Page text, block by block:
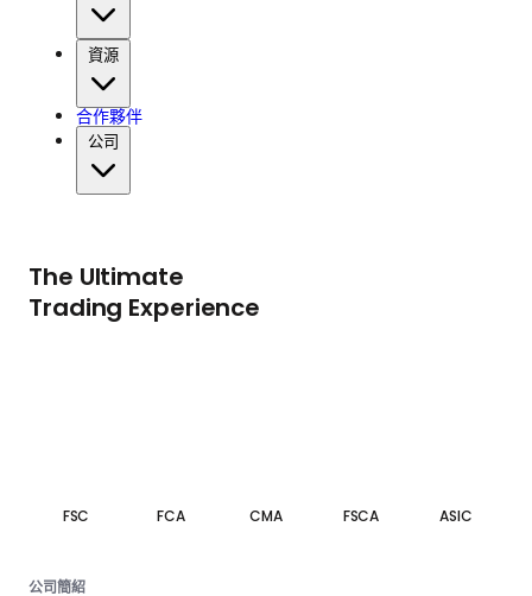
資源
合作夥伴
公司
The Ultimate
Trading Experience
FSC FCA CMA FSCA ASIC
公司簡紹